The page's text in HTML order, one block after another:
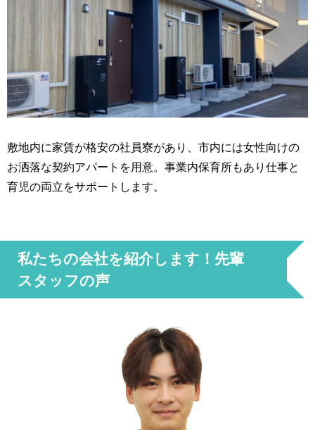
敷地内に家賃が格安の社員寮があり、市内には女性向けの
お洒落な契約アパートを用意。事業内保育所もあり仕事と
育児の両立をサポートします。
私たちの会社を紹介します！先輩
スタッフの声